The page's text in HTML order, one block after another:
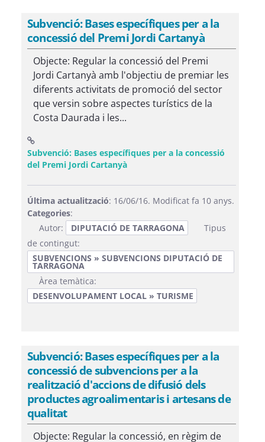
Subvenció: Bases específiques per a la
concessió del Premi Jordi Cartanyà
Objecte: Regular la concessió del Premi
Jordi Cartanyà amb l'objectiu de premiar les
diferents activitats de promoció del sector
que versin sobre aspectes turístics de la
Costa Daurada i les...
Subvenció: Bases específiques per a la concessió
del Premi Jordi Cartanyà(Obre una finestra nova)
Última actualització: 16/06/16. Modificat fa 10 anys.
Categories:
Autor:
DIPUTACIÓ DE TARRAGONA
Tipus
de contingut:
SUBVENCIONS » SUBVENCIONS DIPUTACIÓ DE
TARRAGONA
Àrea temàtica:
DESENVOLUPAMENT LOCAL » TURISME
Subvenció: Bases específiques per a la
concessió de subvencions per a la
realització d'accions de difusió dels
productes agroalimentaris i artesans de
qualitat
Objecte: Regular la concessió, en règim de